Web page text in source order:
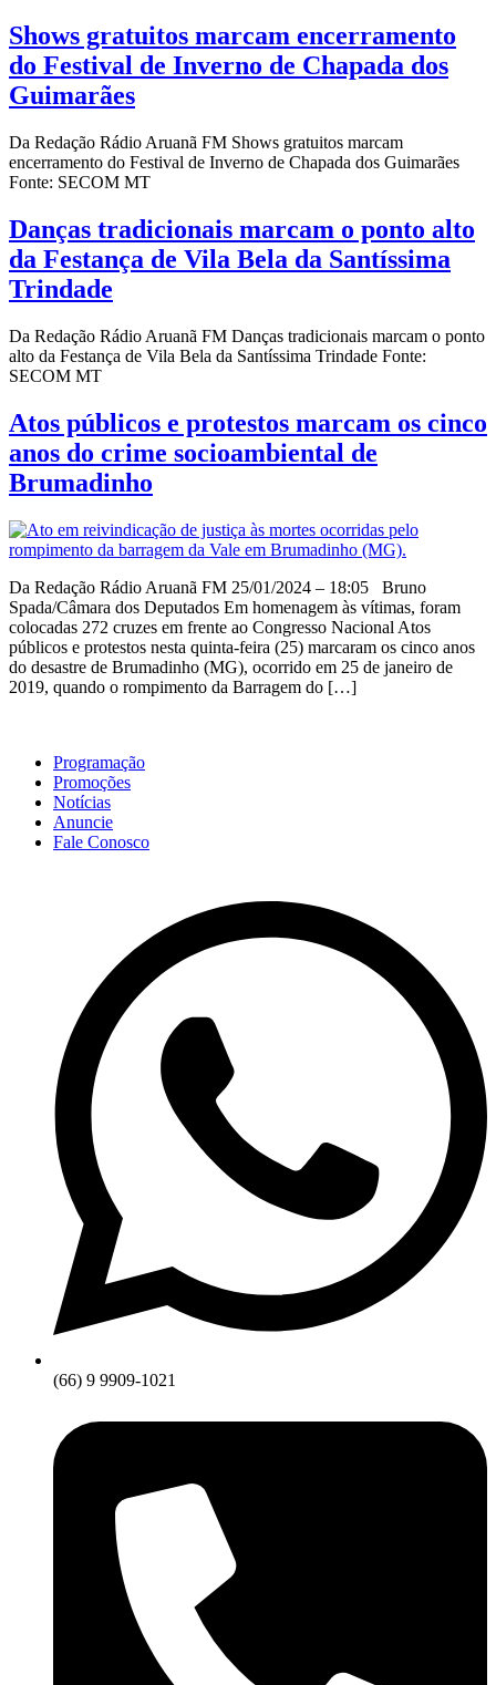
Shows gratuitos marcam encerramento
do Festival de Inverno de Chapada dos
Guimarães
Da Redação Rádio Aruanã FM Shows gratuitos marcam
encerramento do Festival de Inverno de Chapada dos Guimarães
Fonte: SECOM MT
Danças tradicionais marcam o ponto alto
da Festança de Vila Bela da Santíssima
Trindade
Da Redação Rádio Aruanã FM Danças tradicionais marcam o ponto
alto da Festança de Vila Bela da Santíssima Trindade Fonte:
SECOM MT
Atos públicos e protestos marcam os cinco
anos do crime socioambiental de
Brumadinho
Da Redação Rádio Aruanã FM 25/01/2024 – 18:05 Bruno
Spada/Câmara dos Deputados Em homenagem às vítimas, foram
colocadas 272 cruzes em frente ao Congresso Nacional Atos
públicos e protestos nesta quinta-feira (25) marcaram os cinco anos
do desastre de Brumadinho (MG), ocorrido em 25 de janeiro de
2019, quando o rompimento da Barragem do […]
Programação
Promoções
Notícias
Anuncie
Fale Conosco
(66) 9 9909-1021